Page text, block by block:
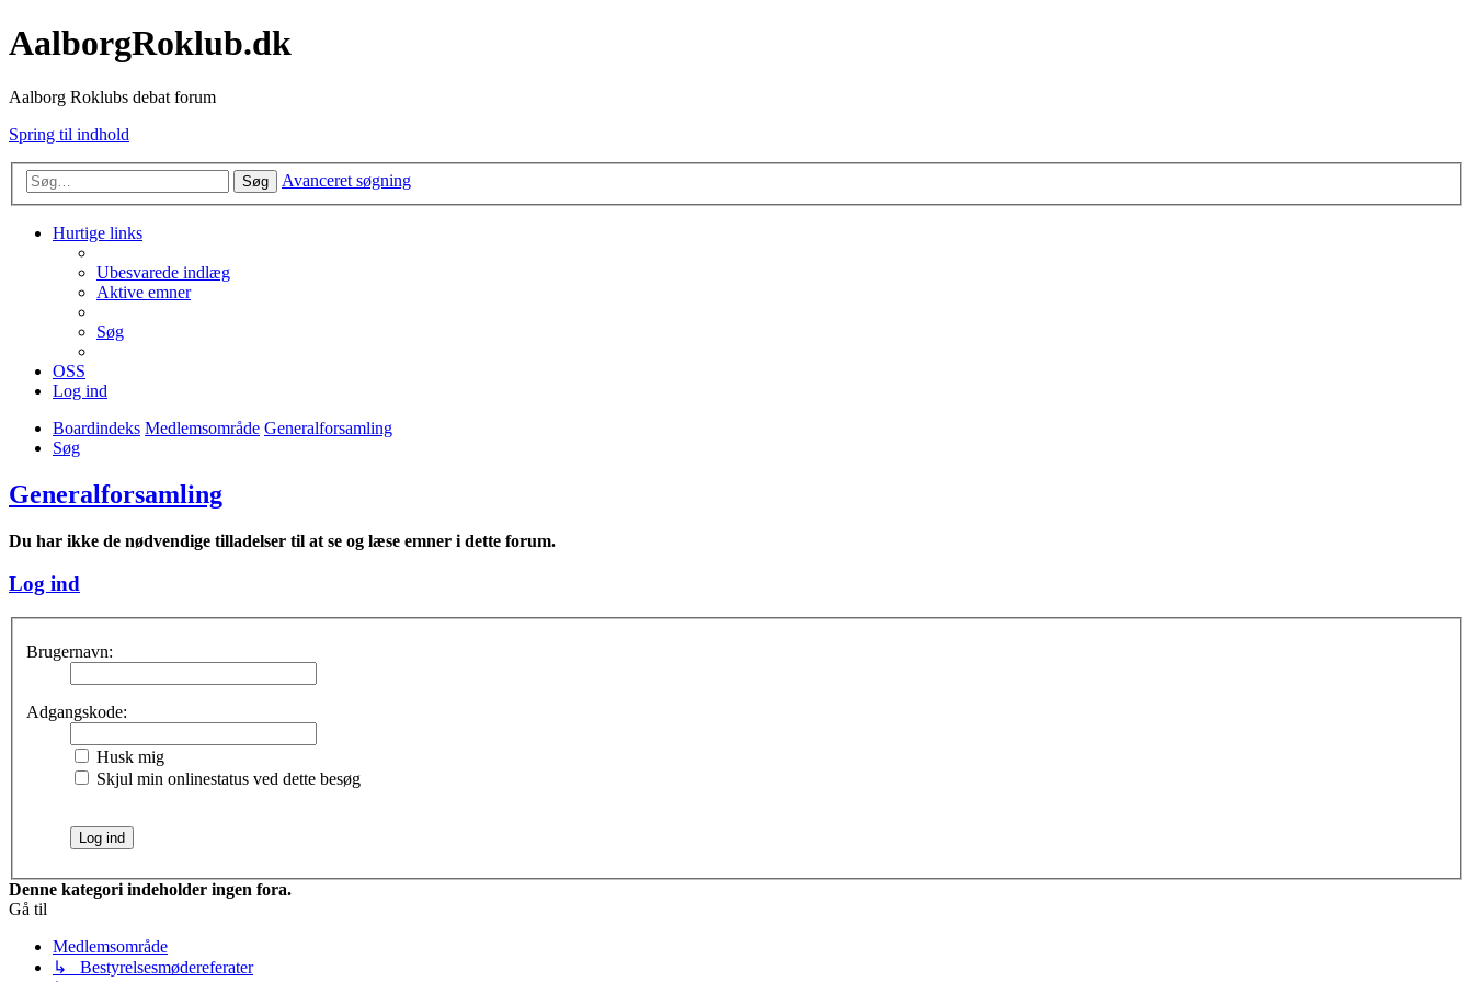
AalborgRoklub.dk
Aalborg Roklubs debat forum
Spring til indhold
Søg Avanceret søgning
Hurtige links
Ubesvarede indlæg
Aktive emner
Søg
OSS
Log ind
Boardindeks Medlemsområde Generalforsamling
Søg
Generalforsamling
Du har ikke de nødvendige tilladelser til at se og læse emner i dette forum.
Log ind
Brugernavn:
Adgangskode:
Husk mig
Skjul min onlinestatus ved dette besøg
Denne kategori indeholder ingen fora.
Gå til
Medlemsområde
↳ Bestyrelsesmødereferater